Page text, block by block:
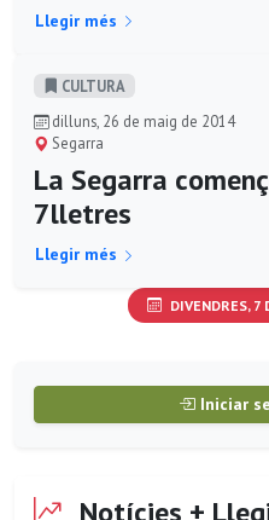
Llegir més
CULTURA
dilluns, 26 de maig de 2014
Segarra
La Segarra
7lletres
Llegir més
DIVENDRES,
Iniciar
Notícies +